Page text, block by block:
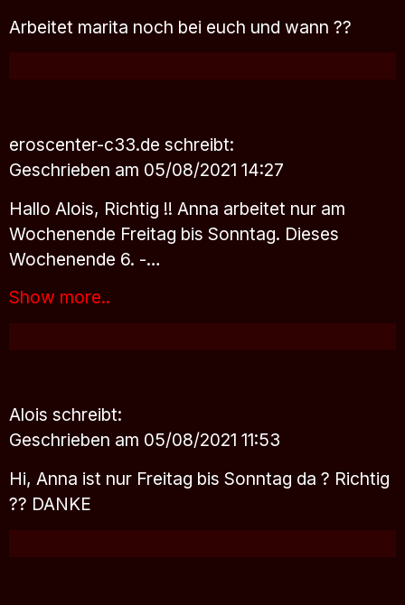
Arbeitet marita noch bei euch und wann ??
eroscenter-c33.de schreibt:
Geschrieben am 05/08/2021 14:27
Hallo Alois, Richtig !! Anna arbeitet nur am
Wochenende Freitag bis Sonntag. Dieses
Wochenende 6. -…
Show more..
Alois schreibt:
Geschrieben am 05/08/2021 11:53
Hi, Anna ist nur Freitag bis Sonntag da ? Richtig
?? DANKE